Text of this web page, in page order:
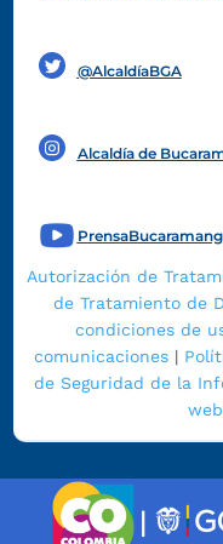
@AlcaldíaBGA
Alcaldía de
Autorización de
de Tratamiento de
condiciones de
comunicaciones|
de Seguridad de la
web
|